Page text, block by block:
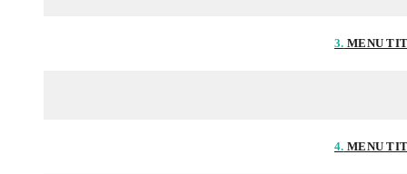
3. MENU
4. MENU